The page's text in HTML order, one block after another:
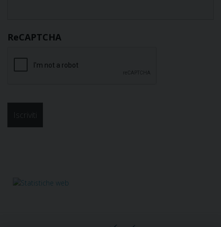
ReCAPTCHA